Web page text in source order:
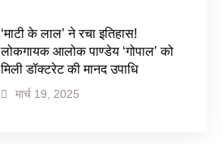
‘माटी के लाल’ ने रचा इतिहास!
लोकगायक आलोक पाण्डेय ‘गोपाल’ को
मिली डॉक्टरेट की मानद उपाधि
मार्च 19, 2025